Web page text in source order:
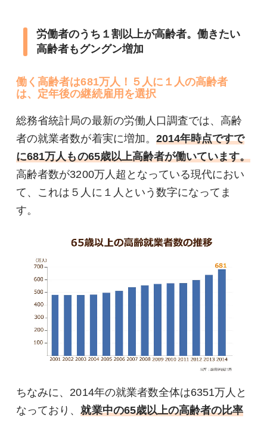
労働者のうち１割以上が高齢者。働きたい
高齢者もグングン増加
働く高齢者は681万人！５人に１人の高齢者
は、定年後の継続雇用を選択
総務省統計局の最新の労働人口調査では、高齢
者の就業者数が着実に増加。 2014年時点ですで
に681万人もの65歳以上高齢者が働いています。
高齢者数が3200万人超となっている現代におい
て、これは５人に１人という数字になってま
す。
ちなみに、2014年の就業者数全体は6351万人と
なっており、就業中の65歳以上の高齢者の比率